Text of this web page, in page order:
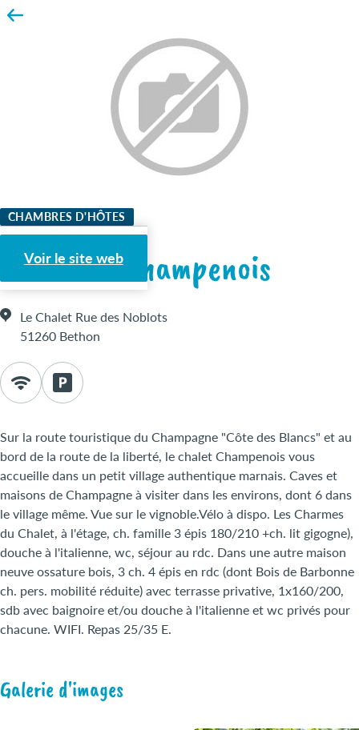
CHAMBRES D'HÔTES
Voir le site web
Le Chalet Champenois
Le Chalet Rue des Noblots
51260 Bethon
Sur la route touristique du Champagne "Côte des Blancs" et au
bord de la route de la liberté, le chalet Champenois vous
accueille dans un petit village authentique marnais. Caves et
maisons de Champagne à visiter dans les environs, dont 6 dans
le village même. Vue sur le vignoble.Vélo à dispo. Les Charmes
du Chalet, à l'étage, ch. famille 3 épis 180/210 +ch. lit gigogne),
douche à l'italienne, wc, séjour au rdc. Dans une autre maison
neuve ossature bois, 3 ch. 4 épis en rdc (dont Bois de Barbonne
ch. pers. mobilité réduite) avec terrasse privative, 1x160/200,
sdb avec baignoire et/ou douche à l'italienne et wc privés pour
chacune. WIFI. Repas 25/35 E.
Galerie d'images